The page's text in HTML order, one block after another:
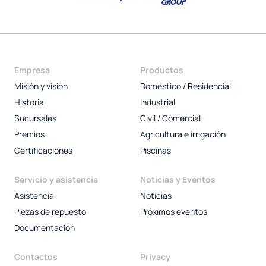
Empresa
Misión y visión
Historia
Sucursales
Premios
Certificaciones
Productos
Doméstico / Residencial
Industrial
Civil / Comercial
Agricultura e irrigación
Piscinas
Servicio y asistencia
Asistencia
Piezas de repuesto
Documentacion
Noticias y Eventos
Noticias
Próximos eventos
Contactos Privacy